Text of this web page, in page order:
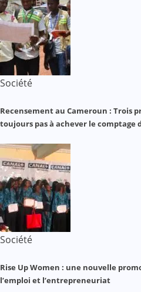
Société
Recensement au Cameroun : Trois
toujours pas à achever le comptage
Société
Rise Up Women : une nouvelle
l’emploi et l’entrepreneuriat